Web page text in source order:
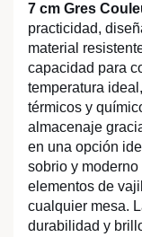
7 cm Gres
practicidad,
material
capacidad para
temperatura
térmicos y
almacenaje
en una opción
sobrio y
elementos de
cualquier mesa.
durabilidad y